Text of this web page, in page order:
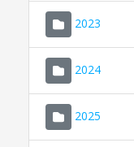
2023
2024
2025